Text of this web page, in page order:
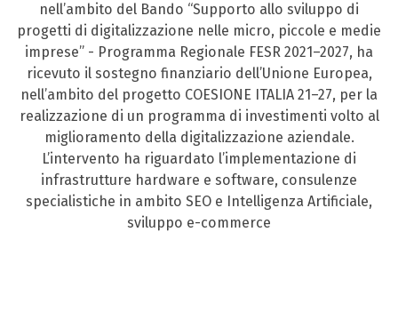
nell’ambito del Bando “Supporto allo sviluppo di
progetti di digitalizzazione nelle micro, piccole e medie
imprese” - Programma Regionale FESR 2021–2027, ha
ricevuto il sostegno finanziario dell’Unione Europea,
nell’ambito del progetto COESIONE ITALIA 21–27, per la
realizzazione di un programma di investimenti volto al
miglioramento della digitalizzazione aziendale.
L’intervento ha riguardato l’implementazione di
infrastrutture hardware e software, consulenze
specialistiche in ambito SEO e Intelligenza Artificiale,
sviluppo e-commerce